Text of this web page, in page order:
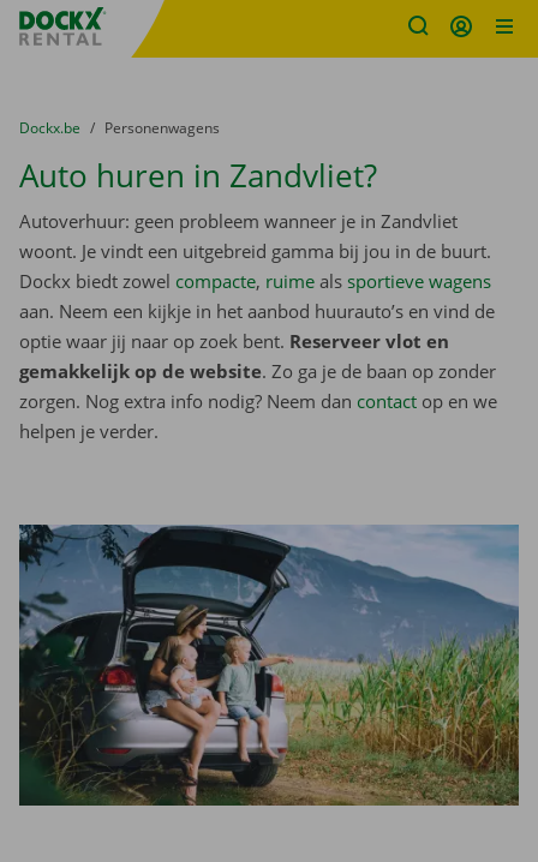
Fratello DEMO
U bevindt zich hier:
van
Dockx.be naar
Personenwagens
Auto huren in Zandvliet?
Autoverhuur: geen probleem wanneer je in Zandvliet
woont. Je vindt een uitgebreid gamma bij jou in de buurt.
Dockx biedt zowel compacte, ruime als sportieve wagens
aan. Neem een kijkje in het aanbod huurauto’s en vind de
optie waar jij naar op zoek bent. Reserveer vlot en
gemakkelijk op de website. Zo ga je de baan op zonder
zorgen. Nog extra info nodig? Neem dan contact op en we
helpen je verder.